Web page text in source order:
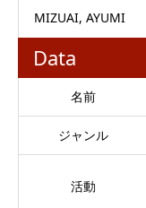
MIZUAI, AYUMI
Data
名前
ジャンル
活動